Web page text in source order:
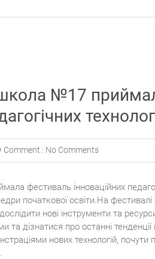
школа №17
Comment : No Comments
фестиваль інноваційних
початкової освіти.На фестивалі
нові інструменти та
дізнатися про останні тенденції
нових технологій, почути